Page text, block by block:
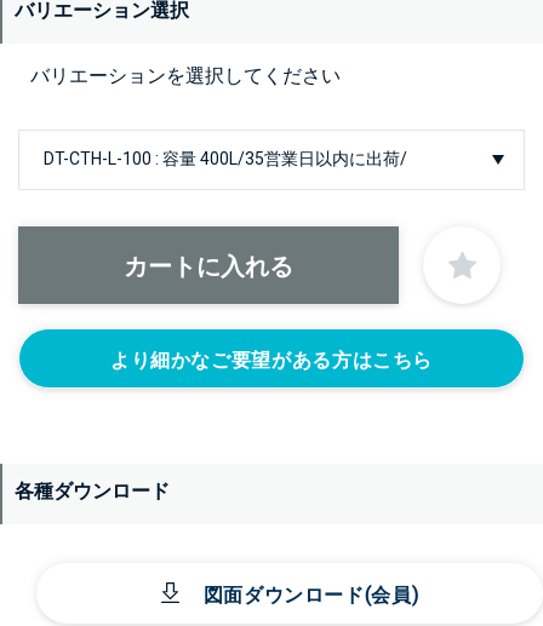
バリエーション選択
バリエーションを選択してください
より細かなご要望がある方はこちら
各種ダウンロード
図面ダウンロード(会員)